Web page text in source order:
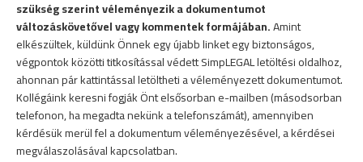
szükség szerint véleményezik a dokumentumot
változáskövetővel vagy kommentek formájában.Amint
elkészültek, küldünk Önnek egy újabb linket egy biztonságos,
végpontok közötti titkosítással védett SimpLEGAL letöltési oldalhoz,
ahonnan pár kattintással letöltheti a véleményezett dokumentumot.
Kollégáink keresni fogják Önt elsősorban e-mailben (másodsorban
telefonon, ha megadta nekünk a telefonszámát), amennyiben
kérdésük merül fel a dokumentum véleményezésével, a kérdései
megválaszolásával kapcsolatban.